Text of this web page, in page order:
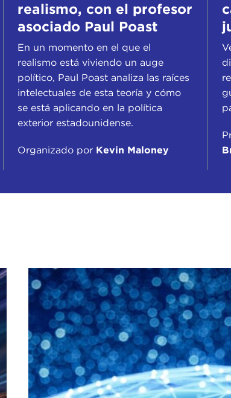
realismo, con el profesor
asociado Paul Poast
En un momento en el que el
realismo está viviendo un auge
político, Paul Poast analiza las raíces
intelectuales de esta teoría y cómo
se está aplicando en la política
exterior estadounidense.
Organizado por Kevin Maloney